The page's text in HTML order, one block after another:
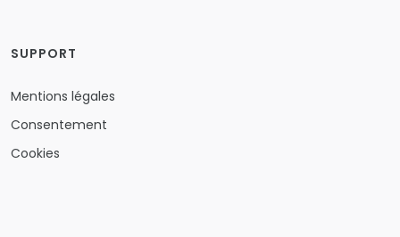
SUPPORT
Mentions légales
Consentement
Cookies